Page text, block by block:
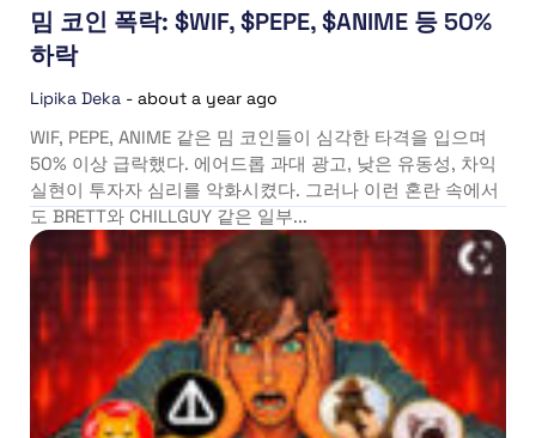
밈 코인 폭락: $WIF, $PEPE, $ANIME 등 50%
하락
Lipika Deka - about a year ago
WIF, PEPE, ANIME 같은 밈 코인들이 심각한 타격을 입으며
50% 이상 급락했다. 에어드롭 과대 광고, 낮은 유동성, 차익
실현이 투자자 심리를 악화시켰다. 그러나 이런 혼란 속에서
도 BRETT와 CHILLGUY 같은 일부...